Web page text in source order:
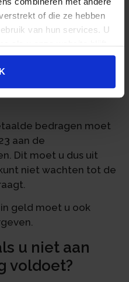
of die ze hebben
van hun services. U
als u onze website blijft
wijze te worden
‘gegevensportaal’ en
.
uiterlijk 31
bedragen moet
aan de
Dit moet u dus uit
niet wachten tot de
geld moet u ook
u niet aan
voldoet?